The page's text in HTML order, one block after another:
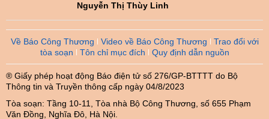
Nguyễn Thị Thùy Linh
Về Báo Công Thương Video về Báo Công Thương
Trao đổi với
tòa soạn
Tôn chỉ mục đích Quy định dẫn nguồn
® Giấy phép hoạt động Báo điện tử số 276/GP-BTTTT do Bộ
Thông tin và Truyền thông cấp ngày 04/8/2023
Tòa soạn: Tầng 10-11, Tòa nhà Bộ Công Thương, số 655 Phạm
Văn Đồng, Nghĩa Đô, Hà Nội.